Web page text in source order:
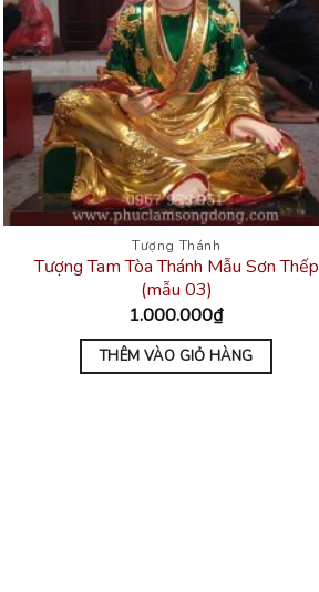
Tượng Thánh
Tượng Tam Tòa Thánh Mẫu Sơn Thếp
(mẫu 03)
1.000.000₫
THÊM VÀO GIỎ HÀNG